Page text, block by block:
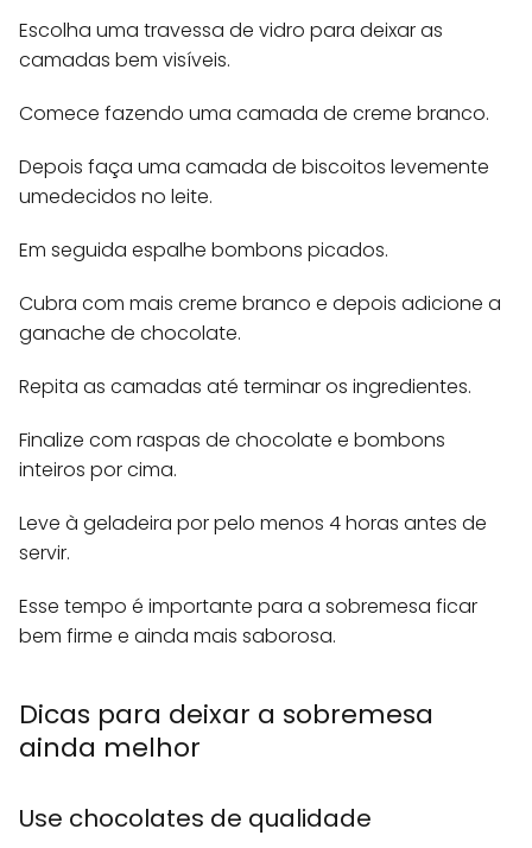
Escolha uma travessa de vidro para deixar as
camadas bem visíveis.
Comece fazendo uma camada de creme branco.
Depois faça uma camada de biscoitos levemente
umedecidos no leite.
Em seguida espalhe bombons picados.
Cubra com mais creme branco e depois adicione a
ganache de chocolate.
Repita as camadas até terminar os ingredientes.
Finalize com raspas de chocolate e bombons
inteiros por cima.
Leve à geladeira por pelo menos 4 horas antes de
servir.
Esse tempo é importante para a sobremesa ficar
bem firme e ainda mais saborosa.
Dicas para deixar a sobremesa
ainda melhor
Use chocolates de qualidade